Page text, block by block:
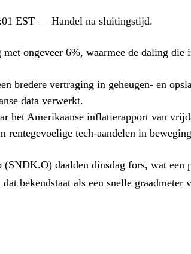
EST — Handel na sluitingstijd.
met ongeveer 6%, waarmee de daling die
bredere vertraging in geheugen- en
data verwerkt.
het Amerikaanse inflatierapport van
rentegevoelige tech-aandelen in
(SNDK.O) daalden dinsdag fors, wat een
bekendstaat als een snelle graadmeter